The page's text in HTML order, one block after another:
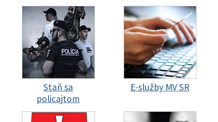
Staň sa
policajtom
E-služby MV SR